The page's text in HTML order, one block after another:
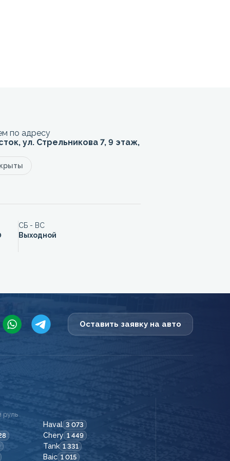
по адресу
ул. Стрельникова 7, 9 этаж,
СБ - ВС
Выходной
Оставить заявку на авто
руль
Haval 3 073
Chery 1 449
Tank 1 331
Baic 1 015